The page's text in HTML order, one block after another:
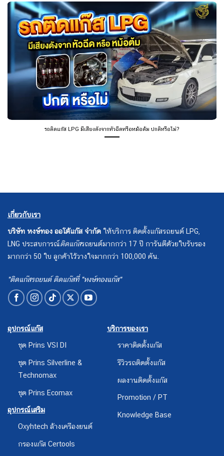
รถติดแก๊ส LPG มีเสียงดังจากหัวฉีดหรือหม้อต้ม ปกติหรือไม่?
เกี่ยวกับเรา
บริษัท หงษ์ทอง ออโต้แก๊ส จำกัด ให้บริการ ติดตั้งแก๊สรถยนต์ LPG,
LNG ประสบการณ์ติดแก๊สรถยนต์มากกว่า 17 ปี การันตีด้วยใบรับรอง
มากกว่า 50 ใบ ลูกค้าไว้วางใจมากกว่า 100,000 คัน.
"ติดแก๊สรถยนต์ ติดแก๊สที่ "หงษ์ทองแก๊ส"
อุปกรณ์แก๊ส
ชุด Prins VSI DI
ชุด Prins Silverline &
Technomax
ชุด Prins Ecomax
อุปกรณ์เสริม
Oxyhtech ล้างเครืองยนต์
กรองแก๊ส Certools
บริการของเรา
ราคาติดตั้งแก๊ส
รีวิวรถติดตั้งแก๊ส
ผลงานติดตั้งแก๊ส
Promotion / PT
Knowledge Base